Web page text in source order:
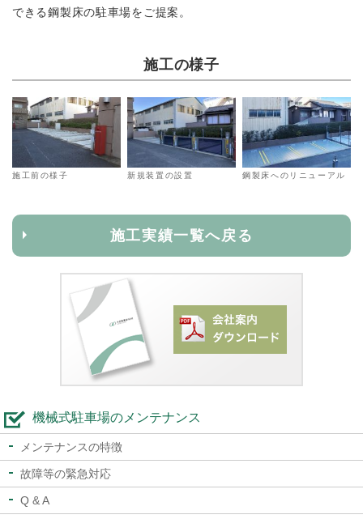
できる鋼製床の駐車場をご提案。
施工の様子
施工前の様子 新規装置の設置 鋼製床へのリニューアル
施工実績一覧へ戻る
機械式駐車場のメンテナンス
メンテナンスの特徴
故障等の緊急対応
Q & A